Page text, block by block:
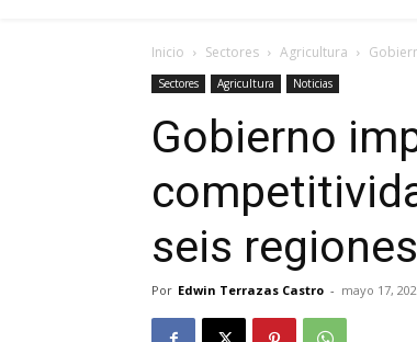
Inicio Sectores Agricultura
Sectores Agricultura Noticias
Gobierno
seis
Por Edwin Terrazas Castro - mayo 17,